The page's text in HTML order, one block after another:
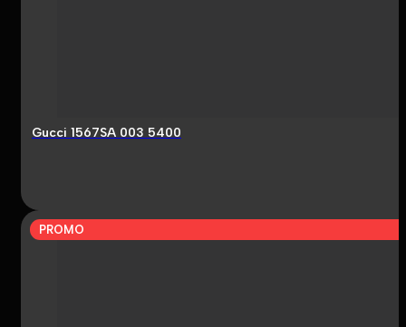
Gucci 1567SA 003 5400
PROMO